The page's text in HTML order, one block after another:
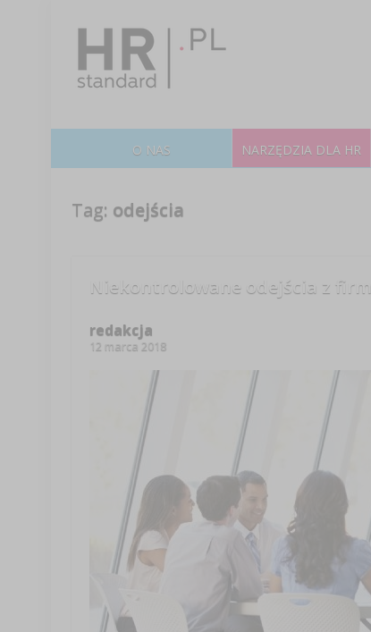
O NAS NARZĘDZIA DLA HR
Tag: odejścia
Niekontrolowane odejścia z
redakcja
12 marca 2018